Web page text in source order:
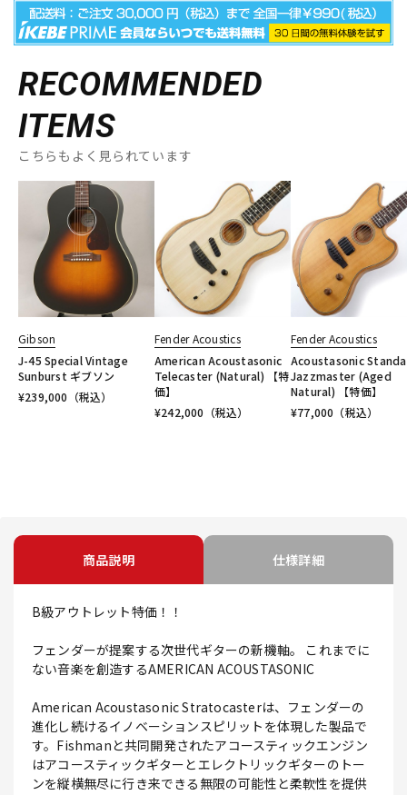
RECOMMENDED
ITEMS
こちらもよく見られています
Gibson
J-45 Special Vintage
Sunburst ギブソン
¥239,000 （税込）
Fender Acoustics
American Acoustasonic
Telecaster (Natural) 【特
価】
¥242,000 （税込）
Fender Acoustics
Acoustasonic
Jazzmaster (Aged
Natural) 【特価】
¥77,000 （税込）
商品説明 仕様詳細
B級アウトレット特価！！
フェンダーが提案する次世代ギターの新機軸。 これまでに
ない音楽を創造するAMERICAN ACOUSTASONIC
American Acoustasonic Stratocasterは、フェンダーの
進化し続けるイノベーションスピリットを体現した製品で
す。Fishmanと共同開発されたアコースティックエンジン
はアコースティックギターとエレクトリックギターのトー
ンを縦横無尽に行き来できる無限の可能性と柔軟性を提供